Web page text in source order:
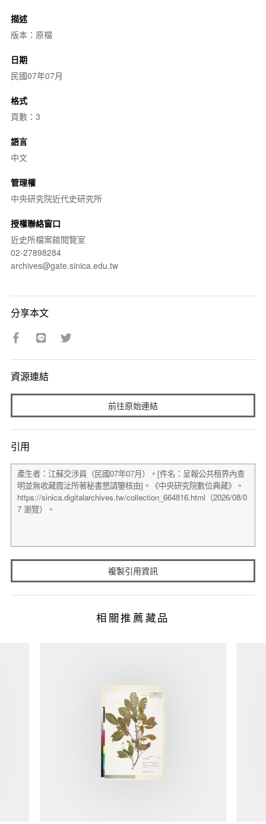
描述
版本：原檔
日期
民國07年07月
格式
頁數：3
語言
中文
管理權
中央研究院近代史研究所
授權聯絡窗口
近史所檔案館閱覽室
02-27898284
archives@gate.sinica.edu.tw
分享本文
資源連結
前往原始連結
引用
複製引用資訊
相關推薦藏品